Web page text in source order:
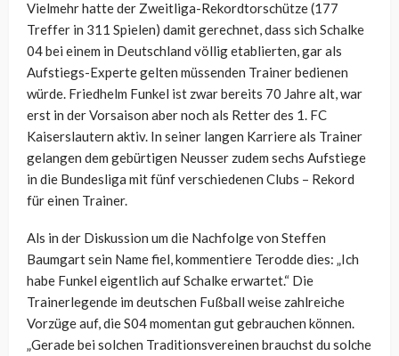
Vielmehr hatte der Zweitliga-Rekordtorschütze (177
Treffer in 311 Spielen) damit gerechnet, dass sich Schalke
04 bei einem in Deutschland völlig etablierten, gar als
Aufstiegs-Experte gelten müssenden Trainer bedienen
würde. Friedhelm Funkel ist zwar bereits 70 Jahre alt, war
erst in der Vorsaison aber noch als Retter des 1. FC
Kaiserslautern aktiv. In seiner langen Karriere als Trainer
gelangen dem gebürtigen Neusser zudem sechs Aufstiege
in die Bundesliga mit fünf verschiedenen Clubs – Rekord
für einen Trainer.
Als in der Diskussion um die Nachfolge von Steffen
Baumgart sein Name fiel, kommentiere Terodde dies: „Ich
habe Funkel eigentlich auf Schalke erwartet.“ Die
Trainerlegende im deutschen Fußball weise zahlreiche
Vorzüge auf, die S04 momentan gut gebrauchen können.
„Gerade bei solchen Traditionsvereinen brauchst du solche